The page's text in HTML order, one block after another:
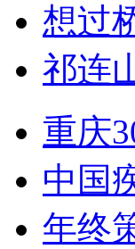
想过
祁连
重庆
中国
年终